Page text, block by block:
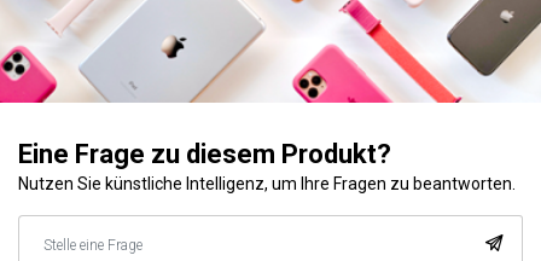
Eine Frage zu diesem Produkt?
Nutzen Sie künstliche Intelligenz, um Ihre Fragen zu beantworten.